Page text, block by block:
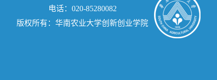
电话：020-85280082
版权所有：华南农业大学创新创业学院